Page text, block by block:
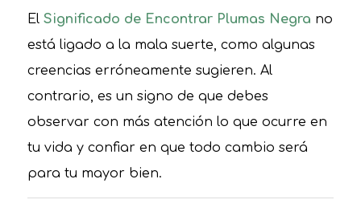
El Significado de Encontrar Plumas Negra no
está ligado a la mala suerte, como algunas
creencias erróneamente sugieren. Al
contrario, es un signo de que debes
observar con más atención lo que ocurre en
tu vida y confiar en que todo cambio será
para tu mayor bien.